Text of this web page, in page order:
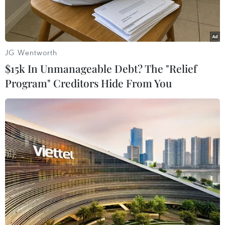
Mỹ.
GM và LG Energy Solution từ bỏ kế hoạch xây nhà máy pin thứ
tư tại Mỹ. (Nguồn: Reuters)
Hãng sản xuất ôtô General Motors và tập đoàn
sản xuất pin LG Energy Solution vừa khẳng
định liên doanh của hai công ty này là Ultium
JG Wentworth
$15k In Unmanageable Debt? The "Relief
Program" Creditors Hide From You